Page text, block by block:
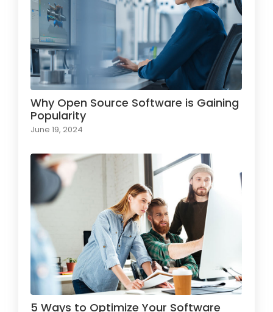
Why Open Source Software is Gaining
Popularity
June 19, 2024
5 Ways to Optimize Your Software